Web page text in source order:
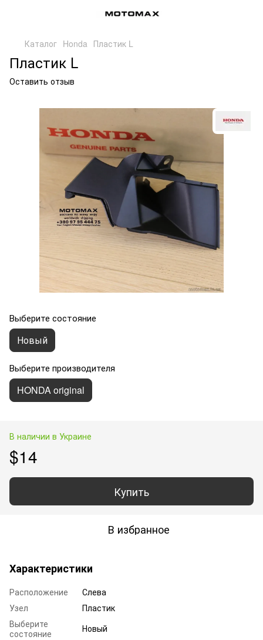
Каталог Honda Пластик L
Пластик L
Оставить отзыв
Выберите состояние
Новый
Выберите производителя
HONDA original
В наличии в Украине
$14
Купить
В избранное
Характеристики
Расположение
Слева
Узел
Пластик
Выберите
состояние
Новый